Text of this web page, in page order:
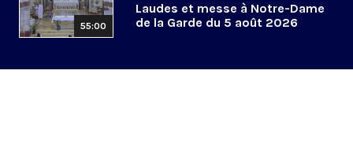
55:00
Laudes et messe à Notre-Dame
de la Garde du 5 août 2026